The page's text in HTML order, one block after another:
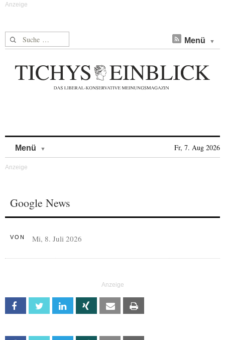
Suche nach: Menü
Menü Fr, 7. Aug 2026
Google News
VON Mi, 8. Juli 2026
Facebook Twitter Linkedin Xing Email